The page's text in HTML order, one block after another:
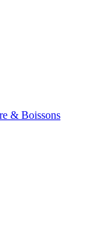
& Boissons